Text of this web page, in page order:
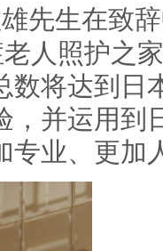
先生在致
人照护之
数将达到
，并运用到
专业、更加